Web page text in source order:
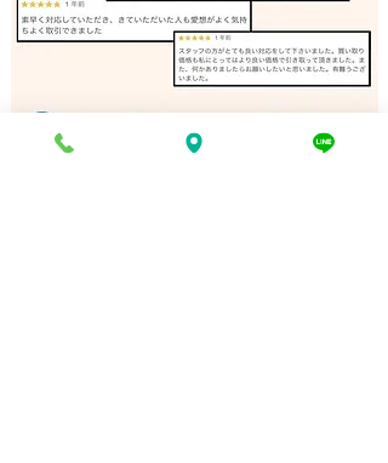
バンドソー 買取 相生市｜
姫路の買取専門店